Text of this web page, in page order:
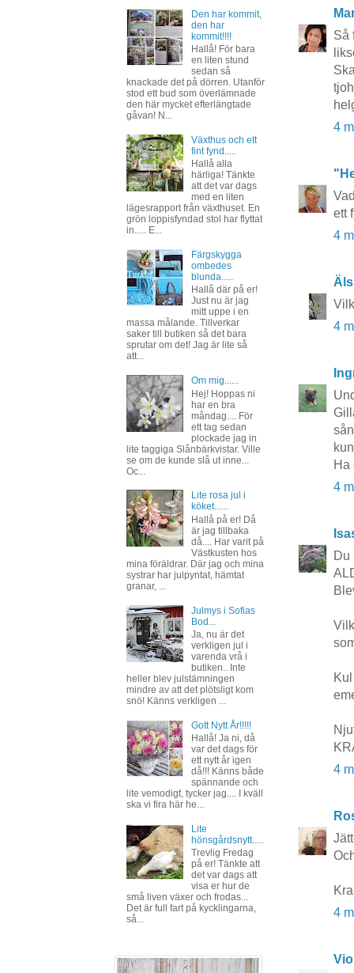
Så
4
ett
4
4
Ha
4
Du
4
4
Den har kommit,
den har
kommit!!!!
Hallå! För bara
en liten stund
sedan så
knackade det på dörren. Utanför
stod ett bud som överlämnade
den här mycket efterlängtade
gåvan! N...
Växthus och ett
fint fynd.....
Hallå alla
härliga! Tänkte
att det var dags
med en liten
lägesrapport från växthuset. En
grön loppisfyndad stol har flyttat
in..... E...
Färgskygga
ombedes
blunda.....
Hallå där på er!
Just nu är jag
mitt uppe i en
massa målande. Tillverkar
saker till butiken så det bara
sprutar om det! Jag är lite så
att...
Om mig......
Hej! Hoppas ni
har en bra
måndag.... För
ett tag sedan
plockade jag in
lite taggiga Slånbärkvistar. Ville
se om de kunde slå ut inne...
Oc...
Lite rosa jul i
köket......
Hallå på er! Då
är jag tillbaka
då.... Har varit på
Västkusten hos
mina föräldrar. Där jag och mina
systrar har julpyntat, hämtat
granar, ...
Julmys i Sofias
Bod...
Ja, nu är det
verkligen jul i
varenda vrå i
butiken.. Inte
heller blev julstämningen
mindre av att det plötsligt kom
snö! Känns verkligen ...
Gott Nytt År!!!!!
Hallå! Ja ni, då
var det dags för
ett nytt år igen
då!!! Känns både
spännande och
lite vemodigt, tycker jag.... I kväll
ska vi fira här he...
Lite
hönsgårdsnytt.....
Trevlig Fredag
på er! Tänkte att
det var dags att
visa er hur de
små liven växer och frodas...
Det är full fart på kycklingarna,
så...